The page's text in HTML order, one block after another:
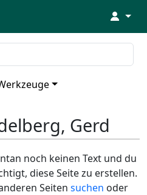
↓
Gerd
noch keinen Text und du
diese Seite zu erstellen.
Seiten suchen oder